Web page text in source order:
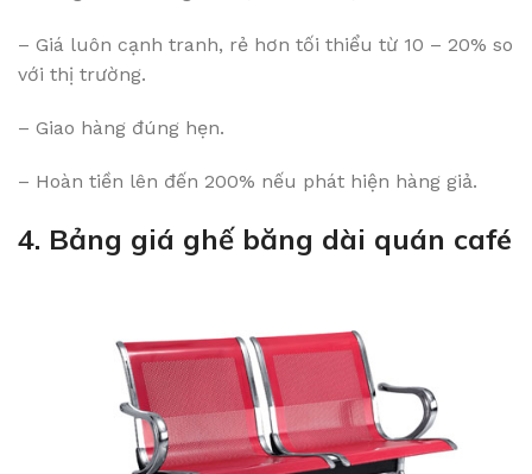
– Giá luôn cạnh tranh, rẻ hơn tối thiểu từ 10 – 20% so
với thị trường.
– Giao hàng đúng hẹn.
– Hoàn tiền lên đến 200% nếu phát hiện hàng giả.
4. Bảng giá ghế băng dài quán café